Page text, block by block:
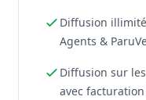
Diffusion
Agents &
Diffusion sur
avec